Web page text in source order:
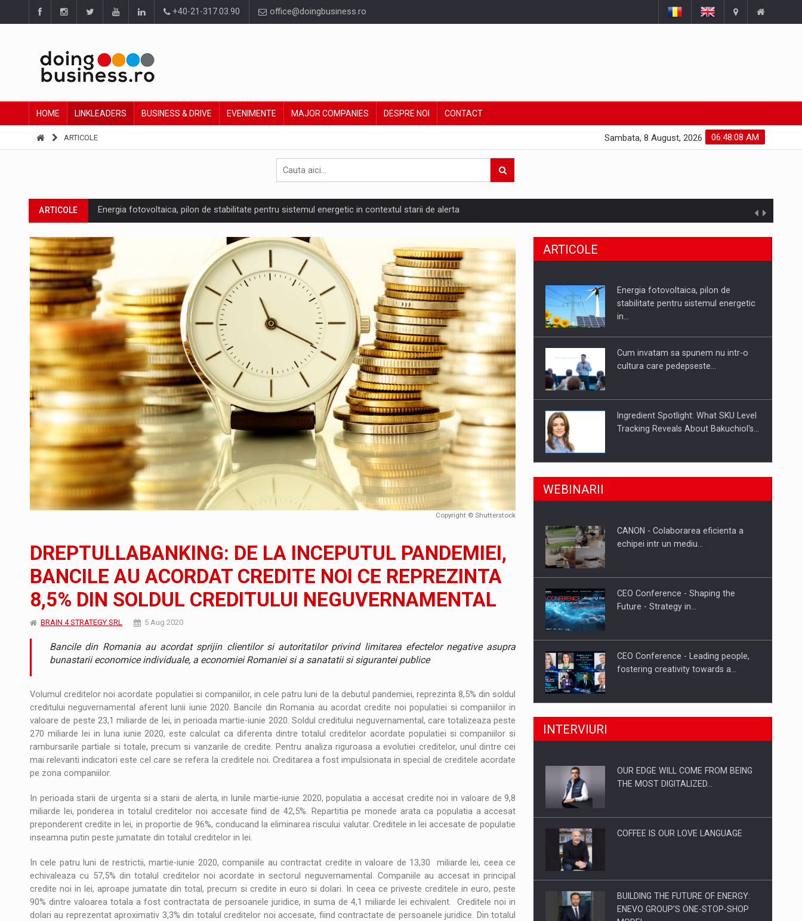
+40-21-317.03.90 office@doingbusiness.ro
HOME LINKLEADERS BUSINESS & DRIVE EVENIMENTE MAJOR COMPANIES DESPRE NOI CONTACT
ARTICOLE 06:48:09 AM
Sambata, 8 August, 2026
ARTICOLE Energia fotovoltaica, pilon de stabilitate pentru sistemul energetic in contextul starii de alerta
ARTICOLE Cum invatam sa spunem nu intr-o cultura care pedepseste granitele?
ARTICOLE Ingredient Spotlight: What SKU Level Tracking Reveals About Bakuchiol's Evolution
ARTICOLE Producatorii si comerciantii care nu se supun noilor reglementari UE privind ambalajele pot risca retragerea produselor din piata
INTERVIURI LEADERSHIP IN MISCARE
INTERVIURI CU BATERIILE PERMANENT INCARCATE
INTERVIURI PUTTING ROMANIAN CORPORATE COMPANIES ON THE INTERNATIONAL BUSINESS SCENE
INTERVIURI OUR EDGE WILL COME FROM BEING THE MOST DIGITALIZED WHOLESALER IN ROMANIA
INTERVIURI COFFEE IS OUR LOVE LANGUAGE
STIRI Hard Enduro Piatra Craiului 2026, fueled by benzinariile RO concept OSCAR – peste 500 de participanti
STIRI Fondul de investitii BoldMind si echipa de management a Pall-Ex, liderul pietei de transport paletizat din Romania, preiau compania intr-o tranzactie de peste 25…
STIRI RANGE ROVER DEZVALUIE AL CINCILEA MEMBRU AL FAMILIEI: RANGE ROVER GT
STIRI JAECOO 5 SHS-H a ajuns in Romania
ARTICOLE Proteinmaxxing and the Future of Protein Demand
Copyright © Shutterstock
DREPTULLABANKING: DE LA INCEPUTUL PANDEMIEI,
BANCILE AU ACORDAT CREDITE NOI CE REPREZINTA
8,5% DIN SOLDUL CREDITULUI NEGUVERNAMENTAL
BRAIN 4 STRATEGY SRL 5 Aug 2020
Bancile din Romania au acordat sprijin clientilor si autoritatilor privind limitarea efectelor negative asupra
bunastarii economice individuale, a economiei Romaniei si a sanatatii si sigurantei publice
Volumul creditelor noi acordate populatiei si companiilor, in cele patru luni de la debutul pandemiei, reprezinta 8,5% din soldul
creditului neguvernamental aferent lunii iunie 2020. Bancile din Romania au acordat credite noi populatiei si companiilor in
valoare de peste 23,1 miliarde de lei, in perioada martie-iunie 2020. Soldul creditului neguvernamental, care totalizeaza peste
270 miliarde lei in luna iunie 2020, este calculat ca diferenta dintre totalul creditelor acordate populatiei si companiilor si
rambursarile partiale si totale, precum si vanzarile de credite. Pentru analiza riguroasa a evolutiei creditelor, unul dintre cei
mai relevanti indicatori este cel care se refera la creditele noi. Creditarea a fost impulsionata in special de creditele acordate
pe zona companiilor.
In perioada starii de urgenta si a starii de alerta, in lunile martie-iunie 2020, populatia a accesat credite noi in valoare de 9,8
miliarde lei, ponderea in totalul creditelor noi accesate fiind de 42,5%. Repartitia pe monede arata ca populatia a accesat
preponderent credite in lei, in proportie de 96%, conducand la eliminarea riscului valutar. Creditele in lei accesate de populatie
inseamna putin peste jumatate din totalul creditelor in lei.
In cele patru luni de restrictii, martie-iunie 2020, companiile au contractat credite in valoare de 13,30 miliarde lei, ceea ce
echivaleaza cu 57,5% din totalul creditelor noi acordate in sectorul neguvernamental. Companiile au accesat in principal
credite noi in lei, aproape jumatate din total, precum si credite in euro si dolari. In ceea ce priveste creditele in euro, peste
90% dintre valoarea totala a fost contractata de persoanele juridice, in suma de 4,1 miliarde lei echivalent. Creditele noi in
dolari au reprezentat aproximativ 3,3% din totalul creditelor noi accesate, fiind contractate de persoanele juridice. Din totalul
ARTICOLE
Energia fotovoltaica, pilon de
stabilitate pentru sistemul energetic
in…
Cum invatam sa spunem nu intr-o
cultura care pedepseste…
Ingredient Spotlight: What SKU Level
Tracking Reveals About Bakuchiol's…
Producatorii si comerciantii care nu
Proteinmaxxing and the Future of
WEBINARII
CANON - Colaborarea eficienta a
echipei intr un mediu…
CEO Conference - Shaping the
Future - Strategy in…
CEO Conference - Leading people,
fostering creativity towards a…
CEO Conference - Shaping The
Webinar - Business Evolution-
INTERVIURI
OUR EDGE WILL COME FROM BEING
THE MOST DIGITALIZED…
COFFEE IS OUR LOVE LANGUAGE
BUILDING THE FUTURE OF ENERGY:
ENEVO GROUP’S ONE-STOP-SHOP